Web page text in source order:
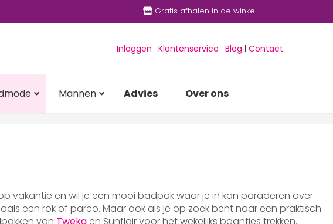
Gratis afhalen in de winkel
Inloggen Klantenservice Blog Contact
Mannen Advies Over ons
vakantie en wil je een mooi badpak waar je in kan paraderen over
een rok of pareo. Maar ook als je op zoek bent naar een praktisch